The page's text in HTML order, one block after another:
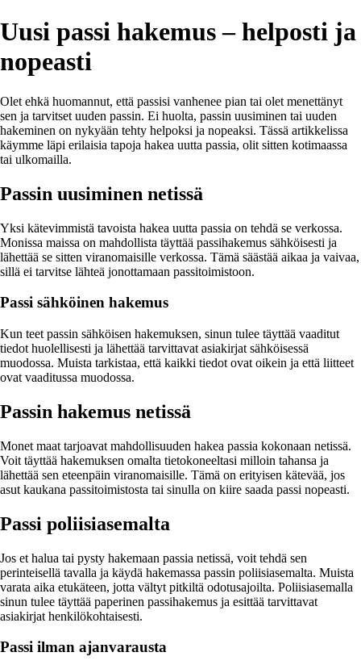
Uusi passi hakemus – helposti ja
nopeasti
Olet ehkä huomannut, että passisi vanhenee pian tai olet menettänyt
sen ja tarvitset uuden passin. Ei huolta, passin uusiminen tai uuden
hakeminen on nykyään tehty helpoksi ja nopeaksi. Tässä artikkelissa
käymme läpi erilaisia tapoja hakea uutta passia, olit sitten kotimaassa
tai ulkomailla.
Passin uusiminen netissä
Yksi kätevimmistä tavoista hakea uutta passia on tehdä se verkossa.
Monissa maissa on mahdollista täyttää passihakemus sähköisesti ja
lähettää se sitten viranomaisille verkossa. Tämä säästää aikaa ja vaivaa,
sillä ei tarvitse lähteä jonottamaan passitoimistoon.
Passi sähköinen hakemus
Kun teet passin sähköisen hakemuksen, sinun tulee täyttää vaaditut
tiedot huolellisesti ja lähettää tarvittavat asiakirjat sähköisessä
muodossa. Muista tarkistaa, että kaikki tiedot ovat oikein ja että liitteet
ovat vaaditussa muodossa.
Passin hakemus netissä
Monet maat tarjoavat mahdollisuuden hakea passia kokonaan netissä.
Voit täyttää hakemuksen omalta tietokoneeltasi milloin tahansa ja
lähettää sen eteenpäin viranomaisille. Tämä on erityisen kätevää, jos
asut kaukana passitoimistosta tai sinulla on kiire saada passi nopeasti.
Passi poliisiasemalta
Jos et halua tai pysty hakemaan passia netissä, voit tehdä sen
perinteisellä tavalla ja käydä hakemassa passin poliisiasemalta. Muista
varata aika etukäteen, jotta vältyt pitkiltä odotusajoilta. Poliisiasemalla
sinun tulee täyttää paperinen passihakemus ja esittää tarvittavat
asiakirjat henkilökohtaisesti.
Passi ilman ajanvarausta